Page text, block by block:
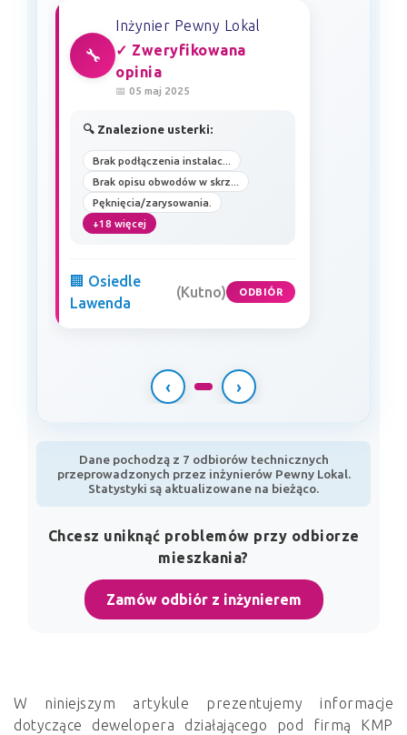
🔧
Inżynier Pewny Lokal
✓ Zweryfikowana
opinia
📅 05 maj 2025
🔍 Znalezione usterki:
Brak podłączenia instalac...
Brak opisu obwodów w skrz...
Pęknięcia/zarysowania.
+18 więcej
🏢 Osiedle
Lawenda
(Kutno) ODBIÓR
‹ ›
Dane pochodzą z 7 odbiorów technicznych
przeprowadzonych przez inżynierów Pewny Lokal.
Statystyki są aktualizowane na bieżąco.
Chcesz uniknąć problemów przy odbiorze
mieszkania?
Zamów odbiór z inżynierem
W niniejszym artykule prezentujemy informacje
dotyczące dewelopera działającego pod firmą KMP